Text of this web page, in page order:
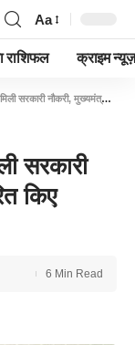
Aa
क्राइम न्यूज़
धामी ने वितरित किए नियुक्ति पत्र-Newsnetra
सरकारी
किए
6 Min Read